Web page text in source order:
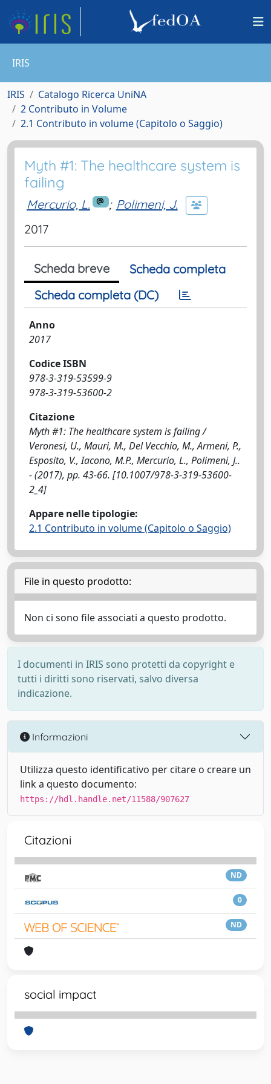
IRIS
IRIS
Catalogo Ricerca UniNA
2 Contributo in Volume
2.1 Contributo in volume (Capitolo o Saggio)
Myth #1: The healthcare system is
failing
Mercurio, L. ; Polimeni, J.
2017
Scheda breve
Scheda completa
Scheda completa (DC)
Anno
2017
Codice ISBN
978-3-319-53599-9
978-3-319-53600-2
Citazione
Myth #1: The healthcare system is failing /
Veronesi, U., Mauri, M., Del Vecchio, M., Armeni, P.,
Esposito, V., Iacono, M.P., Mercurio, L., Polimeni, J..
- (2017), pp. 43-66. [10.1007/978-3-319-53600-
2_4]
Appare nelle tipologie:
2.1 Contributo in volume (Capitolo o Saggio)
File in questo prodotto:
Non ci sono file associati a questo prodotto.
I documenti in IRIS sono protetti da copyright e
tutti i diritti sono riservati, salvo diversa
indicazione.
Informazioni
Utilizza questo identificativo per citare o creare un
link a questo documento:
https://hdl.handle.net/11588/907627
Citazioni
ND
0
ND
social impact